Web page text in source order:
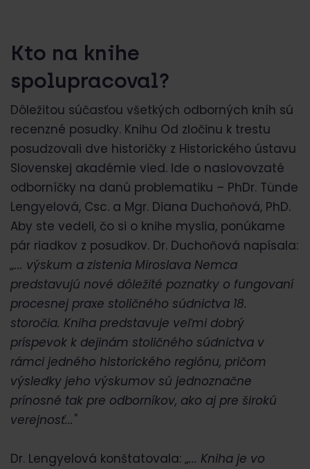
Kto na knihe
spolupracoval?
Dôležitou súčasťou všetkých odborných kníh sú
recenzné posudky. Knihu Od zločinu k trestu
posudzovali dve historičky z Historického ústavu
Slovenskej akadémie vied. Ide o naslovovzaté
odborníčky na danú problematiku – PhDr. Tünde
Lengyelová, Csc. a Mgr. Diana Duchoňová, PhD.
Aby ste vedeli, čo si o knihe myslia, ponúkame
pár riadkov z posudkov. Dr. Duchoňová napísala:
„... výskum a zistenia Miroslava Nemca
predstavujú nové dôležité poznatky o fungovaní
procesnej praxe stoličného súdnictva 18.
storočia. Kniha predstavuje veľmi dobrý
príspevok k dejinám stoličného súdnictva v
rámci jedného historického regiónu, pričom
výsledky jeho výskumov sú jednoznačne
prínosné tak pre odborníkov, ako aj pre širokú
verejnosť..."
Dr. Lengyelová konštatovala: „... Kniha je vo